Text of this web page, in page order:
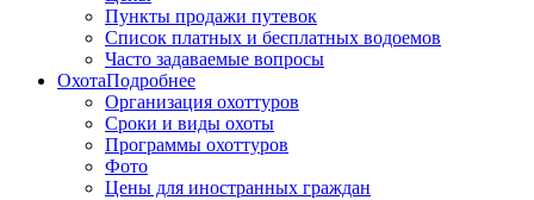
Пункты продажи путевок
Список платных и бесплатных водоемов
Часто задаваемые вопросы
ОхотаПодробнее
Организация охоттуров
Сроки и виды охоты
Программы охоттуров
Фото
Цены для иностранных граждан